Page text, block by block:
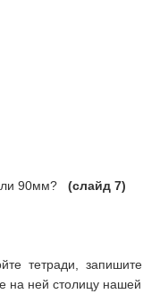
90мм? (слайд 7)
тетради,
на ней столицу